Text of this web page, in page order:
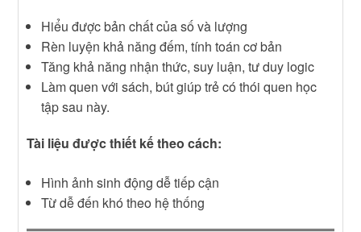
Hiểu được bản chất của số và lượng
Rèn luyện khả năng đếm, tính toán cơ bản
Tăng khả năng nhận thức, suy luận, tư duy logic
Làm quen với sách, bút giúp trẻ có thói quen học
tập sau này.
Tài liệu được thiết kế theo cách:
Hình ảnh sinh động dễ tiếp cận
Từ dễ đến khó theo hệ thống